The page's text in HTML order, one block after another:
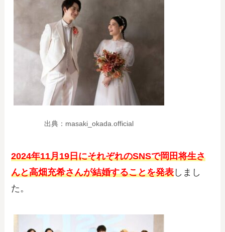
出典：masaki_okada.official
2024年11月19日にそれぞれのSNSで岡田将生さ
んと高畑充希さんが結婚することを発表 しまし
た。